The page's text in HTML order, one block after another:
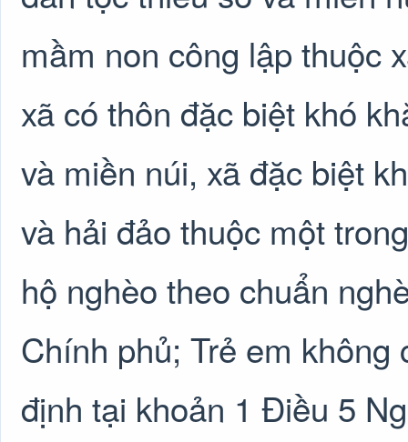
mầm non công lập thuộc
xã có thôn đặc biệt khó
và miền núi, xã đặc biệt
và hải đảo thuộc một
hộ nghèo theo chuẩn
Chính phủ; Trẻ em
định tại khoản 1 Điều 5